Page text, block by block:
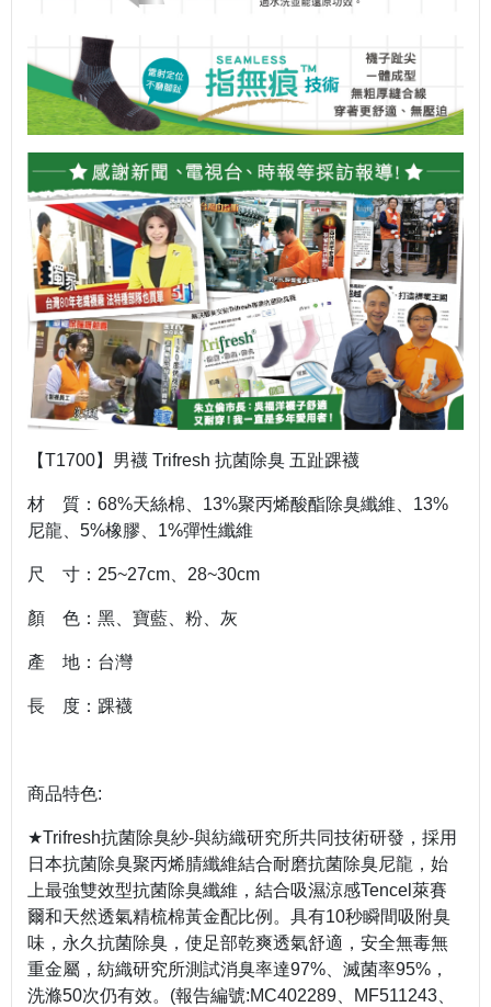
【T1700】男襪 Trifresh 抗菌除臭 五趾踝襪
材 質：68%天絲棉、13%聚丙烯酸酯除臭纖維、13%
尼龍、5%橡膠、1%彈性纖維
尺 寸：25~27cm、28~30cm
顏 色：黑、寶藍、粉、灰
產 地：台灣
長 度：踝襪
商品特色:
★Trifresh抗菌除臭紗-與紡織研究所共同技術研發，採用
日本抗菌除臭聚丙烯腈纖維結合耐磨抗菌除臭尼龍，始
上最強雙效型抗菌除臭纖維，結合吸濕涼感Tencel萊賽
爾和天然透氣精梳棉黃金配比例。具有10秒瞬間吸附臭
味，永久抗菌除臭，使足部乾爽透氣舒適，安全無毒無
重金屬，紡織研究所測試消臭率達97%、滅菌率95%，
洗滌50次仍有效。(報告編號:MC402289、MF511243、